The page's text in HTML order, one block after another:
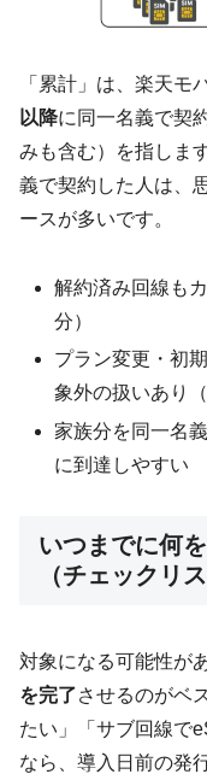
「累計」は、楽天モ
以降に同一名義で契
みも含む）を指しま
義で契約した人は、
ースが多いです。
解約済み回線も
分）
プラン変更・初
象外の扱いあり
家族分を同一名
に到達しやすい
いつまでに何
（チェックリ
対象になる可能性が
を完了させるのがベ
たい」「サブ回線で
なら、導入日前の発